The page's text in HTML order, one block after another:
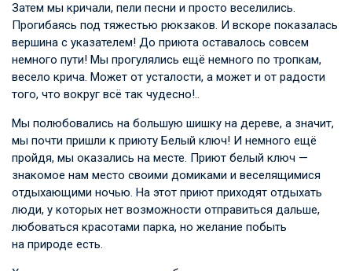
Затем мы кричали, пели песни и просто веселились.
Прогибаясь под тяжестью рюкзаков. И вскоре показалась
вершина с указателем! До приюта оставалось совсем
немного пути! Мы прогулялись ещё немного по тропкам,
весело крича. Может от усталости, а может и от радости
того, что вокруг всё так чудесно!..
Мы полюбовались на большую шишку на дереве, а значит,
мы почти пришли к приюту Белый ключ! И немного ещё
пройдя, мы оказались на месте. Приют белый ключ —
знакомое нам место своими домиками и веселящимися
отдыхающими ночью. На этот приют приходят отдыхать
люди, у которых нет возможности отправиться дальше,
любоваться красотами парка, но желание побыть
на природе есть.